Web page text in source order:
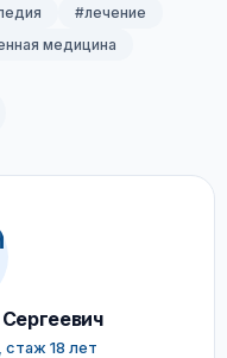
#лечение
медицина
стаж 18 лет